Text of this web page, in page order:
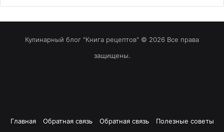
Кулинарный блог "Книга рецептов" © 2026 Все права
защищены.
Главная Обратная связь Обратная связь Полезные советы